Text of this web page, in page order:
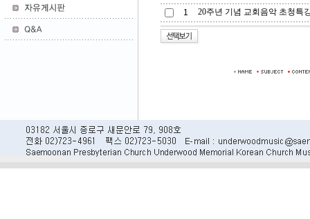
1
20주년 기념 교회음악 초청특